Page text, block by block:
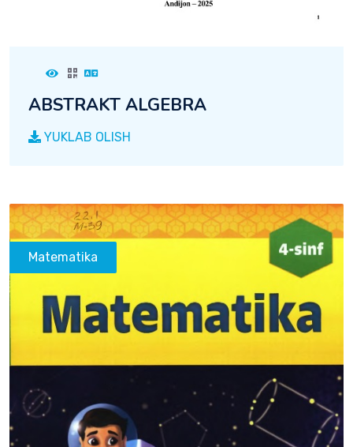
ABSTRAKT ALGEBRA
YUKLAB OLISH
Matematika